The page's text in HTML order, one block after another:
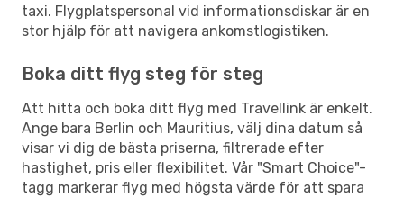
taxi. Flygplatspersonal vid informationsdiskar är en
stor hjälp för att navigera ankomstlogistiken.
Boka ditt flyg steg för steg
Att hitta och boka ditt flyg med Travellink är enkelt.
Ange bara Berlin och Mauritius, välj dina datum så
visar vi dig de bästa priserna, filtrerade efter
hastighet, pris eller flexibilitet. Vår "Smart Choice"-
tagg markerar flyg med högsta värde för att spara